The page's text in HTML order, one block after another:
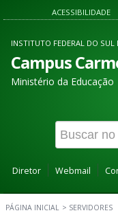
ACESSIBILIDADE
INSTITUTO FEDERAL DO SUL
Campus
Ministério da Educação
Diretor
Webmail
PÁGINA INICIAL > SERVIDORES